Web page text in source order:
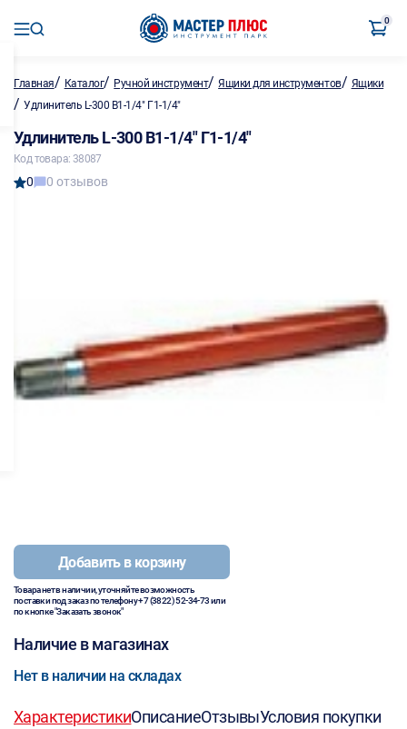
0
Главная/ Каталог/ Ручной инструмент/Ящики для инструментов/ Ящики
/ Удлинитель L-300 В1-1/4" Г1-1/4"
Удлинитель L-300 В1-1/4" Г1-1/4"
Код товара: 38087
0 0 отзывов
Добавить в корзину
Товара нет в наличии, уточняйте возможность
поставки под заказ по телефону+7 (3822) 52-34-73или
по кнопке "Заказать звонок"
Наличие в магазинах
Нет в наличии на складах
ХарактеристикиОписаниеОтзывыУсловия покупки